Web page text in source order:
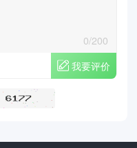
0/200
我要评价